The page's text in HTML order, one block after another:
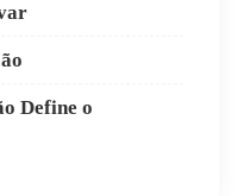
Define o